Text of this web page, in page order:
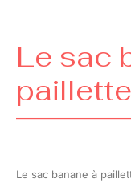
Le sac
Le sac banane à